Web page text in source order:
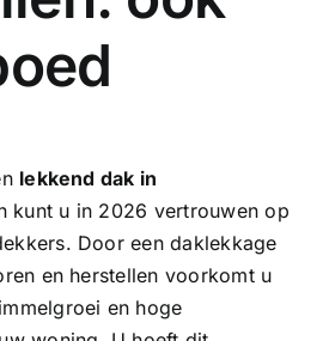
lekkend dak in
kunt u in 2026 vertrouwen op
. Door een daklekkage
en herstellen voorkomt u
en hoge